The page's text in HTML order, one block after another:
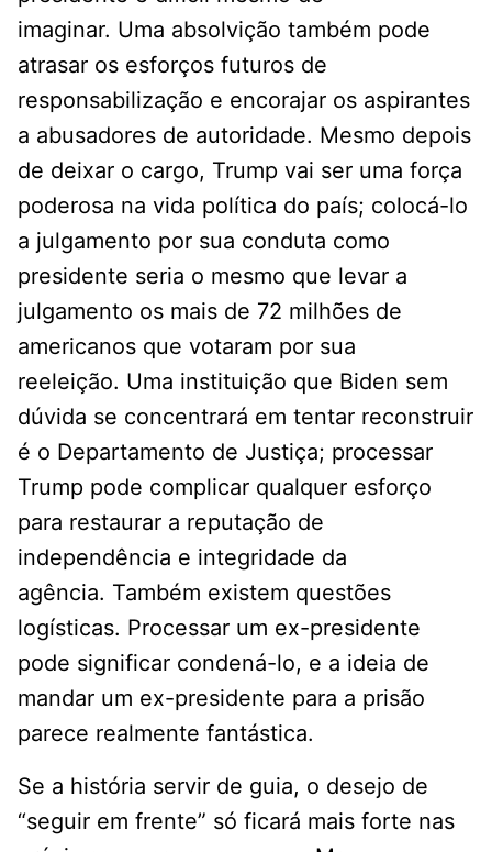
imaginar. Uma absolvição também pode
atrasar os esforços futuros de
responsabilização e encorajar os aspirantes
a abusadores de autoridade. Mesmo depois
de deixar o cargo, Trump vai ser uma força
poderosa na vida política do país; colocá-lo
a julgamento por sua conduta como
presidente seria o mesmo que levar a
julgamento os mais de 72 milhões de
americanos que votaram por sua
reeleição. Uma instituição que Biden sem
dúvida se concentrará em tentar reconstruir
é o Departamento de Justiça; processar
Trump pode complicar qualquer esforço
para restaurar a reputação de
independência e integridade da
agência. Também existem questões
logísticas. Processar um ex-presidente
pode significar condená-lo, e a ideia de
mandar um ex-presidente para a prisão
parece realmente fantástica.
Se a história servir de guia, o desejo de
“seguir em frente” só ficará mais forte nas